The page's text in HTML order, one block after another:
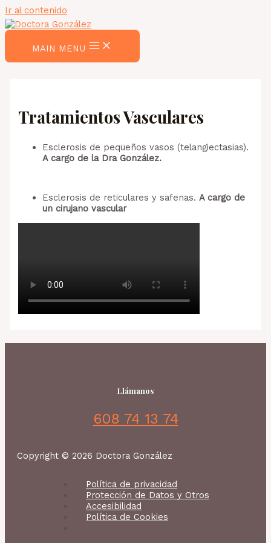
Ir al contenido
MAIN MENU
Tratamientos Vasculares
Esclerosis de pequeños vasos (telangiectasias).
A cargo de la Dra González.
Esclerosis de reticulares y safenas.A cargo de
un cirujano vascular
Llámanos
608 74 13 74
Copyright © 2026 Doctora González
Política de privacidad
Protección de Datos y Otros
Accesibilidad
Política de Cookies